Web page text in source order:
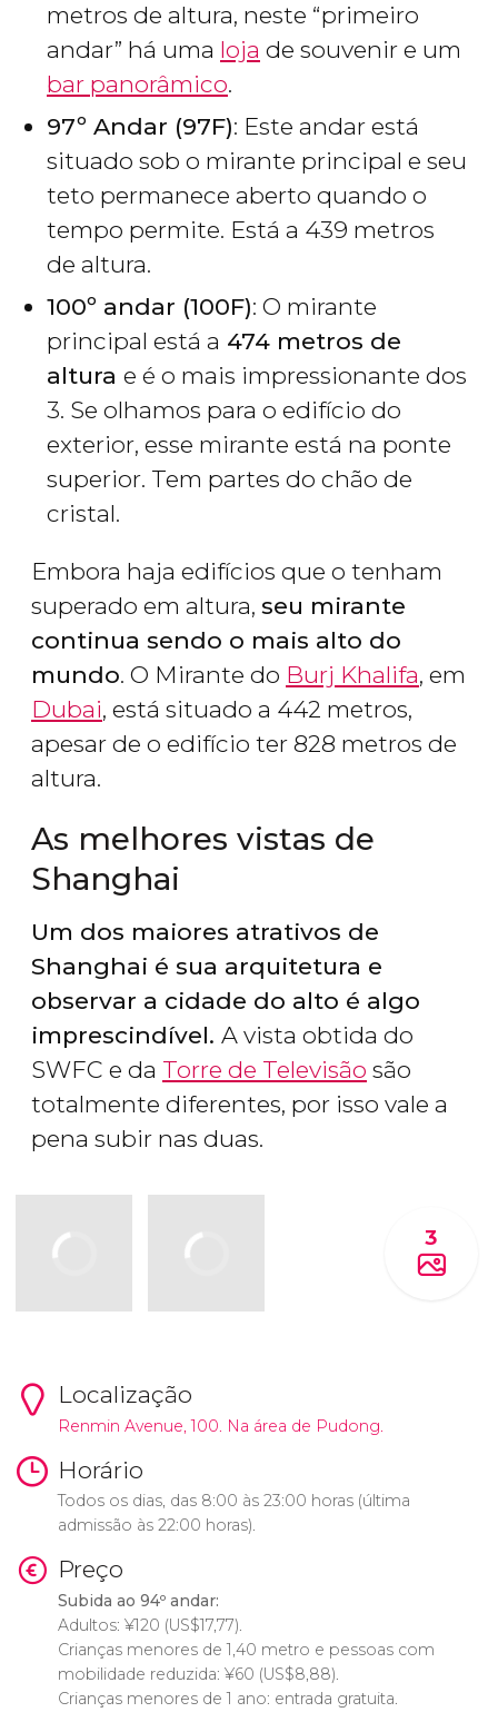
metros de altura, neste “primeiro
andar” há uma loja de souvenir e um
bar panorâmico.
97º Andar (97F): Este andar está
situado sob o mirante principal e seu
teto permanece aberto quando o
tempo permite. Está a 439 metros
de altura.
100º andar (100F): O mirante
principal está a 474 metros de
altura e é o mais impressionante dos
3. Se olhamos para o edifício do
exterior, esse mirante está na ponte
superior. Tem partes do chão de
cristal.
Embora haja edifícios que o tenham
superado em altura, seu mirante
continua sendo o mais alto do
mundo. O Mirante do Burj Khalifa, em
Dubai, está situado a 442 metros,
apesar de o edifício ter 828 metros de
altura.
As melhores vistas de
Shanghai
Um dos maiores atrativos de
Shanghai é sua arquitetura e
observar a cidade do alto é algo
imprescindível. A vista obtida do
SWFC e da Torre de Televisão são
totalmente diferentes, por isso vale a
pena subir nas duas.
3
Localização
Renmin Avenue, 100. Na área de Pudong.
Horário
Todos os dias, das 8:00 às 23:00 horas (última
admissão às 22:00 horas).
Preço
Subida ao 94º andar:
Adultos: ¥120 (US$17,77).
Crianças menores de 1,40 metro e pessoas com
mobilidade reduzida: ¥60 (US$8,88).
Crianças menores de 1 ano: entrada gratuita.